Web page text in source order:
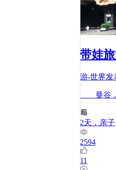
带娃
游-世界发
曼谷，
2天 ，亲子
2594
11